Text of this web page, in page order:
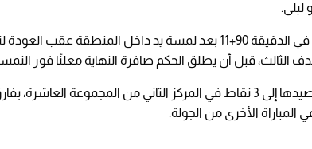
ليلى.
لكن الحكم احتسب ركلة جزاء في الدقيقة 90+11 بعد لمسة يد داخل المنطقة
قبل أن يطلق الحكم صافرة النهاية معلنًا فوز النمسا 3-
وبهذا الفوز، رفعت النمسا رصيدها إلى 3 نقاط في المركز الثاني من